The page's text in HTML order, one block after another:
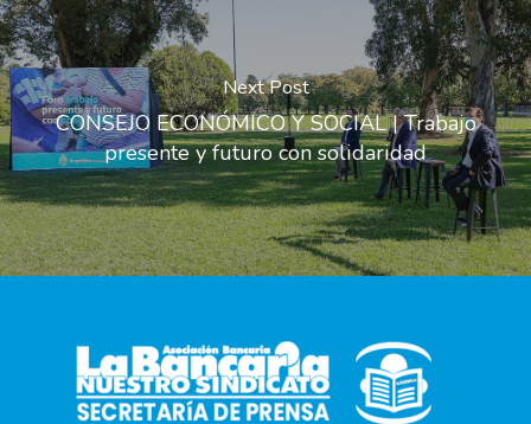
Next Post
CONSEJO ECONÓMICO Y SOCIAL | Trabajo
presente y futuro con solidaridad